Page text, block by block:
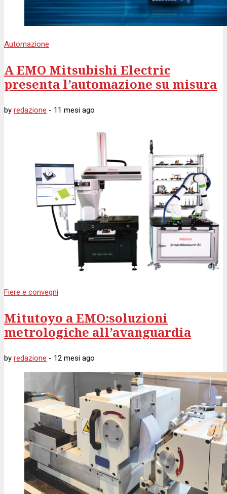
Automazione
A EMO Mitsubishi Electric
presenta l’automazione su misura
by redazione - 11 mesi ago
Fiere e convegni
Mitutoyo a EMO:soluzioni
metrologiche all’avanguardia
by redazione - 12 mesi ago